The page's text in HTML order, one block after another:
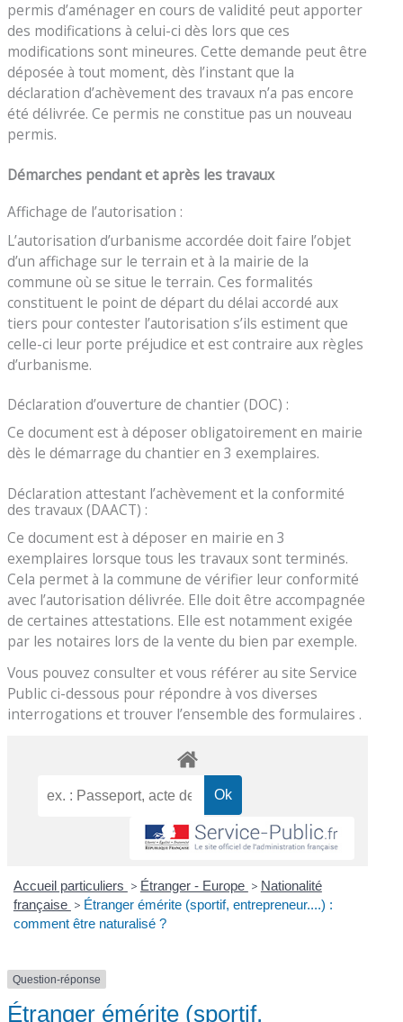
permis d’aménager en cours de validité peut apporter
des modifications à celui-ci dès lors que ces
modifications sont mineures. Cette demande peut être
déposée à tout moment, dès l’instant que la
déclaration d’achèvement des travaux n’a pas encore
été délivrée. Ce permis ne constitue pas un nouveau
permis.
Démarches pendant et après les travaux
Affichage de l’autorisation :
L’autorisation d’urbanisme accordée doit faire l’objet
d’un affichage sur le terrain et à la mairie de la
commune où se situe le terrain. Ces formalités
constituent le point de départ du délai accordé aux
tiers pour contester l’autorisation s’ils estiment que
celle-ci leur porte préjudice et est contraire aux règles
d’urbanisme.
Déclaration d’ouverture de chantier (DOC) :
Ce document est à déposer obligatoirement en mairie
dès le démarrage du chantier en 3 exemplaires.
Déclaration attestant l’achèvement et la conformité
des travaux (DAACT) :
Ce document est à déposer en mairie en 3
exemplaires lorsque tous les travaux sont terminés.
Cela permet à la commune de vérifier leur conformité
avec l’autorisation délivrée. Elle doit être accompagnée
de certaines attestations. Elle est notamment exigée
par les notaires lors de la vente du bien par exemple.
Vous pouvez consulter et vous référer au site Service
Public ci-dessous pour répondre à vos diverses
interrogations et trouver l’ensemble des formulaires .
Accueil particuliers > Étranger - Europe > Nationalité
française > Étranger émérite (sportif, entrepreneur....) :
comment être naturalisé ?
Question-réponse
Étranger émérite (sportif,